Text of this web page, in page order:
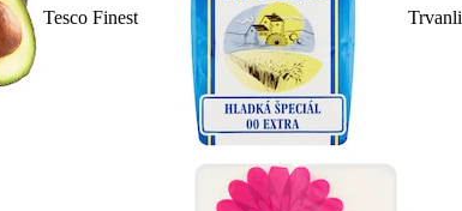
Tesco Finest